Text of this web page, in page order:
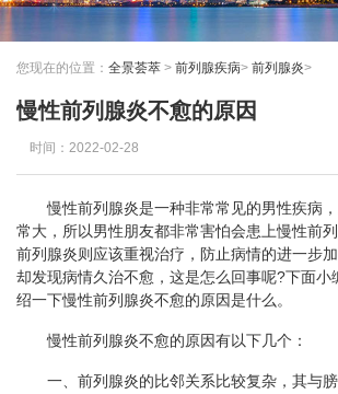
您现在的位置： 全景荟萃 > 前列腺疾病> 前列腺炎>
慢性前列腺炎不愈的原因
时间：2022-02-28
慢性前列腺炎是一种非常常见的男性疾病
常大，所以男性朋友都非常害怕会患上慢性前
前列腺炎则应该重视治疗，防止病情的进一步
却发现病情久治不愈，这是怎么回事呢?下面小
绍一下慢性前列腺炎不愈的原因是什么。
慢性前列腺炎不愈的原因有以下几个：
一、前列腺炎的比邻关系比较复杂，其与